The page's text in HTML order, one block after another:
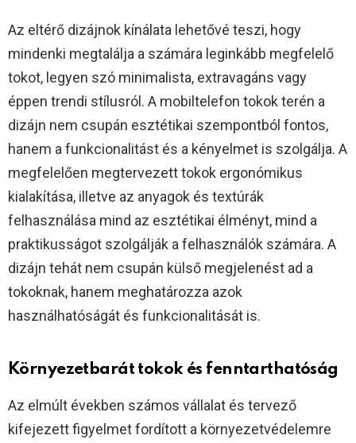
Az eltérő dizájnok kínálata lehetővé teszi, hogy
mindenki megtalálja a számára leginkább megfelelő
tokot, legyen szó minimalista, extravagáns vagy
éppen trendi stílusról. A mobiltelefon tokok terén a
dizájn nem csupán esztétikai szempontból fontos,
hanem a funkcionalitást és a kényelmet is szolgálja. A
megfelelően megtervezett tokok ergonómikus
kialakítása, illetve az anyagok és textúrák
felhasználása mind az esztétikai élményt, mind a
praktikusságot szolgálják a felhasználók számára. A
dizájn tehát nem csupán külső megjelenést ad a
tokoknak, hanem meghatározza azok
használhatóságát és funkcionalitását is.
Környezetbarát tokok és fenntarthatóság
Az elmúlt években számos vállalat és tervező
kifejezett figyelmet fordított a környezetvédelemre